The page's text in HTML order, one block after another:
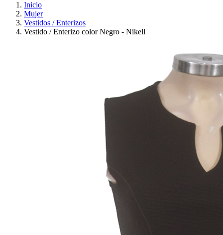
Inicio
Mujer
Vestidos / Enterizos
Vestido / Enterizo color Negro - Nikell